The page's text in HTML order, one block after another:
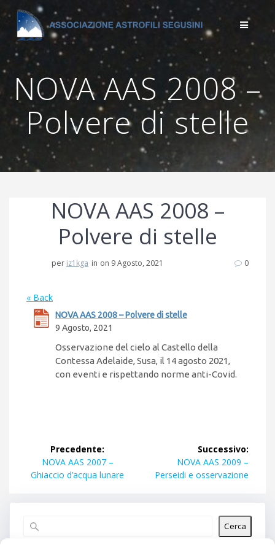
Salta
al
contenuto
NOVA AAS 2008 –
Polvere di stelle
NOVA AAS 2008 –
Polvere di stelle
per iz1kga in on 9 Agosto, 2021 0
« Back
NOVA AAS 2008 – Polvere di stelle
9 Agosto, 2021
Osservazione del cielo al Castello della
Contessa Adelaide, Susa, il 14 agosto 2021,
con eventi e rispettando norme anti-Covid.
Navigazione
articoli
Precedente:
Articolo
precedente:
NOVA AAS 2007 –
Ghiaccio d’acqua lunare
Successivo:
Articolo
successivo:
NOVA AAS 2009 –
Perseidi e osservazione
Cerca